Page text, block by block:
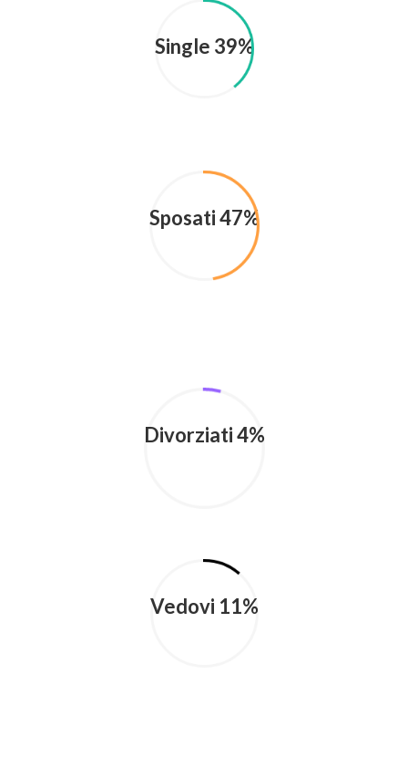
Single 39%
Sposati 47%
Divorziati 4%
Vedovi 11%